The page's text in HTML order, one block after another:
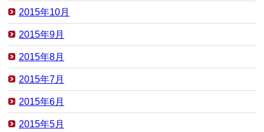
2015年10月
2015年9月
2015年8月
2015年7月
2015年6月
2015年5月